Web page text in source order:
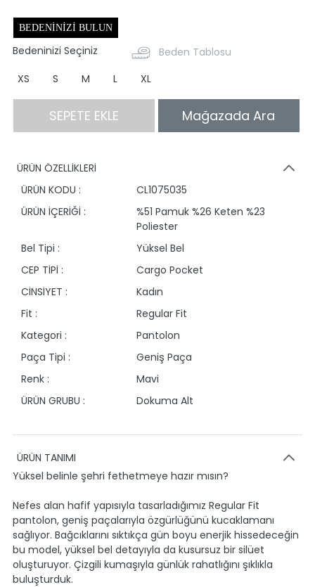
BEDENINIZI BULUN
Bedeninizi Seçiniz
Beden Tablosu
XS
S M L XL
SEPETE EKLE Mağazada Ara
ÜRÜN ÖZELLİKLERİ
ÜRÜN KODU :
CL1075035
ÜRÜN İÇERİĞİ :
%51 Pamuk %26 Keten %23
Poliester
Bel Tipi :
Yüksel Bel
CEP TİPİ :
Cargo Pocket
CİNSİYET :
Kadın
Fit :
Regular Fit
Kategori :
Pantolon
Paça Tipi :
Geniş Paça
Renk :
Mavi
ÜRÜN GRUBU :
Dokuma Alt
ÜRÜN TANIMI
Yüksel belinle şehri fethetmeye hazır mısın?
Nefes alan hafif yapısıyla tasarladığımız Regular Fit
pantolon, geniş paçalarıyla özgürlüğünü kucaklamanı
sağlıyor. Bağcıklarını sıktıkça gün boyu enerjik hissedeceğin
bu model, yüksel bel detayıyla da kusursuz bir silüet
oluşturuyor. Çizgili kumaşıyla günlük rahatlığını şıklıkla
buluşturduk.